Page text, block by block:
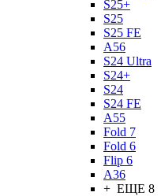
S25+
S25
S25 FE
A56
S24 Ultra
S24+
S24
S24 FE
A55
Fold 7
Fold 6
Flip 6
A36
+ ЕЩЕ 8